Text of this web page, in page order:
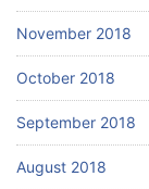
November 2018
October 2018
September 2018
August 2018